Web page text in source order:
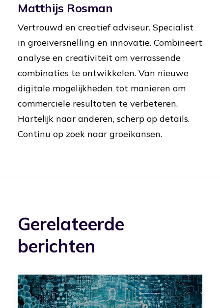
Matthijs Rosman
Vertrouwd en creatief adviseur. Specialist
in groeiversnelling en innovatie. Combineert
analyse en creativiteit om verrassende
combinaties te ontwikkelen. Van nieuwe
digitale mogelijkheden tot manieren om
commerciële resultaten te verbeteren.
Hartelijk naar anderen, scherp op details.
Continu op zoek naar groeikansen.
Gerelateerde
berichten